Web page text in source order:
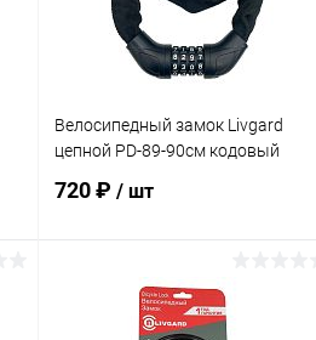
Велосипедный замок Livgard
цепной PD-89-90см кодовый
720 ₽ / шт
В корзину